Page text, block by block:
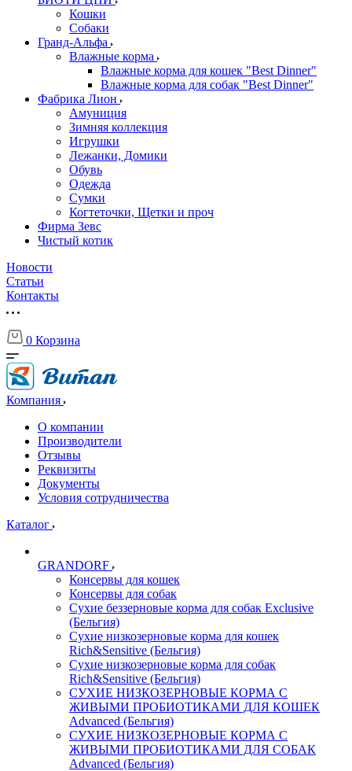
Кошки
Собаки
Гранд-Альфа
Влажные корма
Влажные корма для кошек "Best Dinner"
Влажные корма для собак "Best Dinner"
Фабрика Лион
Амуниция
Зимняя коллекция
Игрушки
Лежанки, Домики
Обувь
Одежда
Сумки
Когтеточки, Щетки и проч
Фирма Зевс
Чистый котик
Новости
Статьи
Контакты
0 Корзина
Компания
О компании
Производители
Отзывы
Реквизиты
Документы
Условия сотрудничества
Каталог
GRANDORF
Консервы для кошек
Консервы для собак
Сухие беззерновые корма для собак Exclusive
(Бельгия)
Сухие низкозерновые корма для кошек
Rich&Sensitive (Бельгия)
Сухие низкозерновые корма для собак
Rich&Sensitive (Бельгия)
СУХИЕ НИЗКОЗЕРНОВЫЕ КОРМА С
ЖИВЫМИ ПРОБИОТИКАМИ ДЛЯ КОШЕК
Advanced (Бельгия)
СУХИЕ НИЗКОЗЕРНОВЫЕ КОРМА С
ЖИВЫМИ ПРОБИОТИКАМИ ДЛЯ СОБАК
Advanced (Бельгия)